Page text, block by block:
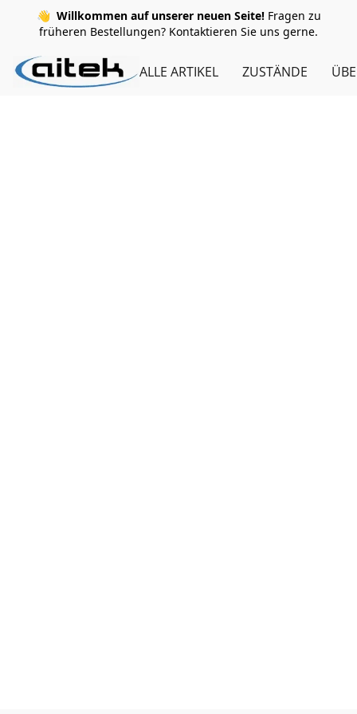
👋 Willkommen auf unserer neuen Seite! Fragen zu
früheren Bestellungen? Kontaktieren Sie uns gerne.
ALLE ARTIKEL ZUSTÄNDE